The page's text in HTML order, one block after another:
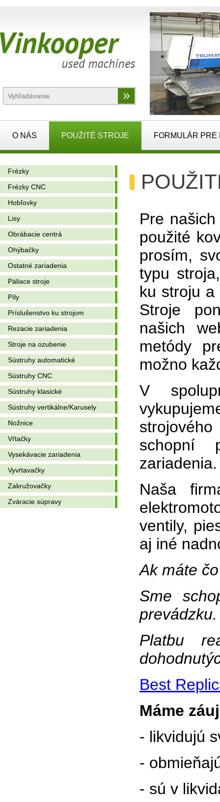
O NÁS POUŽITÉ STROJE FORMULÁR
Frézky
Frézky CNC
Hobľovky
Lisy
Obrábacie centrá
Ohýbačky
Ostatné zariadenia
Páliace stroje
Píly
Príslušenstvo ku strojom
Rezacie zariadenia
Stroje na ozubenie
Sústruhy automatické
Sústruhy CNC
Sústruhy klasické
Sústruhy vertikálne/Karusely
Nožnice
Vŕtačky
Vysekávacie zariadenia
Vyvŕtavačky
Zakružovačky
Zváracie súpravy
Pre
použité
prosím,
typu
ku stroju a
Stroje
našich
metódy
možno
V
schopní
zariadenia.
Naša
ventily,
aj iné
Ak máte
Sme
Platbu
Best
Máme
- likvidujú
-
- sú v